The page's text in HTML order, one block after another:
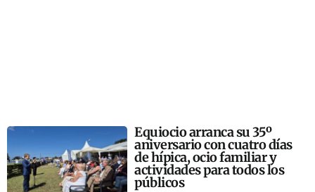
Equiocio arranca su 35º
aniversario con cuatro días
de hípica, ocio familiar y
actividades para todos los
públicos